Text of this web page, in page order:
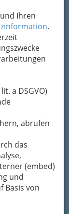
Ihren
.
a DSGVO)
abrufen
das
(embed)
und
Basis von